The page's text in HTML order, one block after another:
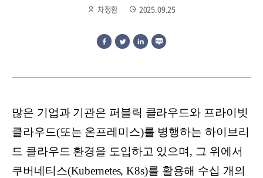
차정환 2025.09.25
많은 기업과 기관은 퍼블릭 클라우드와 프라이빗
클라우드(또는 온프레미스)를 병행하는 하이브리
드 클라우드 환경을 도입하고 있으며, 그 위에서
쿠버네티스(Kubernetes, K8s)를 활용해 수십 개의